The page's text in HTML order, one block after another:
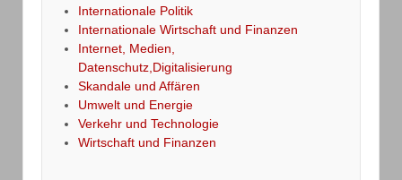
Internationale Politik
Internationale Wirtschaft und Finanzen
Internet, Medien,
Datenschutz,Digitalisierung
Skandale und Affären
Umwelt und Energie
Verkehr und Technologie
Wirtschaft und Finanzen